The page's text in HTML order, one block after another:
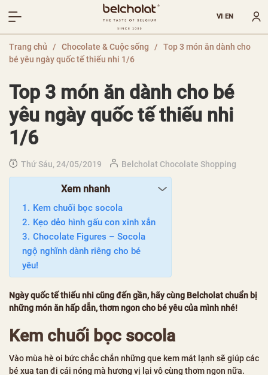
VI|EN
Trang chủ / Chocolate & Cuộc sống /
Top 3 món ăn dành cho
bé yêu ngày quốc tế thiếu nhi 1/6
Top 3 món ăn dành cho bé
yêu ngày quốc tế thiếu nhi
1/6
Thứ Sáu, 24/05/2019 Belcholat Chocolate Shopping
Xem nhanh
Kem chuối bọc socola
Kẹo dẻo hình gấu con xinh xắn
Chocolate Figures – Socola
ngộ nghĩnh dành riêng cho bé
yêu!
Ngày quốc tế thiếu nhi cũng đến gần, hãy cùng Belcholat chuẩn bị
những món ăn hấp dẫn, thơm ngon cho bé yêu của mình nhé!
Kem chuối bọc socola
Vào mùa hè oi bức chắc chắn những que kem mát lạnh sẽ giúp các
bé xua tan đi cái nóng mà hương vị lại vô cùng thơm ngon nữa.